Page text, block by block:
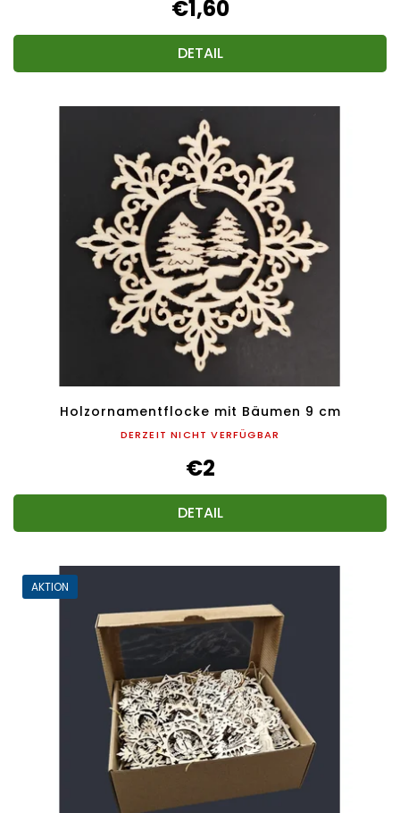
€1,60
DETAIL
Holzornamentflocke mit Bäumen 9 cm
DERZEIT NICHT VERFÜGBAR
€2
DETAIL
AKTION